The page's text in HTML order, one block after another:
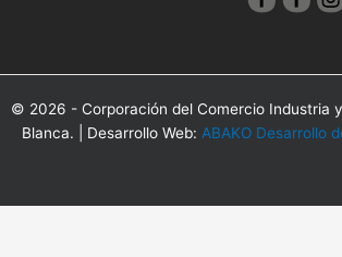
© 2026 - Corporación del Comercio Industria
Blanca. | Desarrollo Web: ABAKO Desarrollo